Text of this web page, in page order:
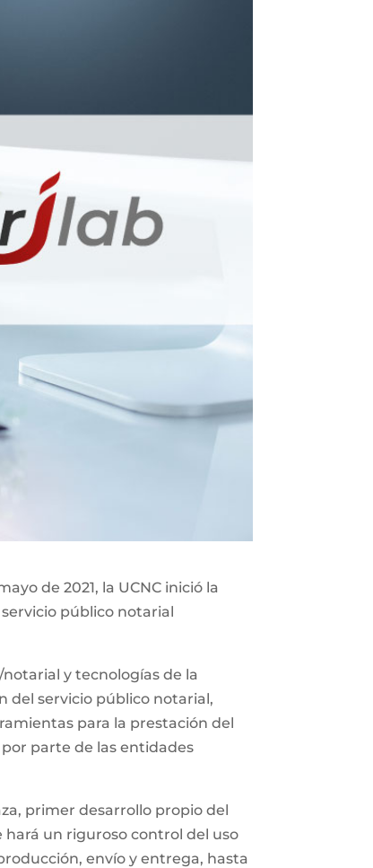
de 2021, la UCNC inició la
público notarial
y tecnologías de la
del servicio público notarial,
para la prestación del
parte de las entidades
primer desarrollo propio del
hará un riguroso control del uso
envío y entrega, hasta